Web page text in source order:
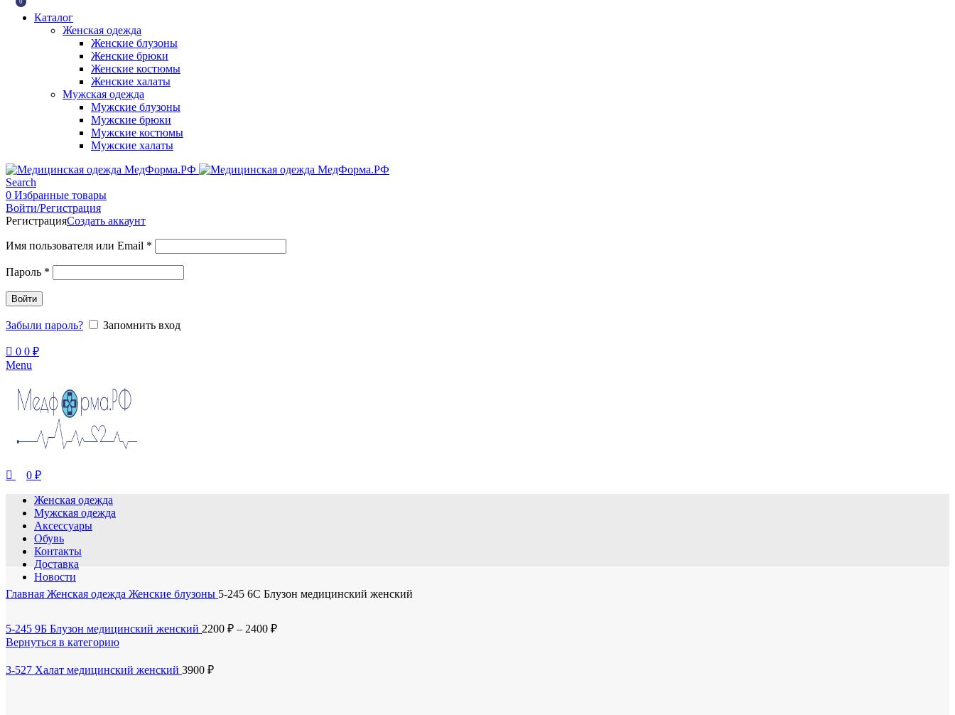
Каталог
Женская одежда
Женские блузоны
Женские брюки
Женские костюмы
Женские халаты
Мужская одежда
Мужские блузоны
Мужские брюки
Мужские костюмы
Мужские халаты
Search
0 Избранные товары
Войти/Регистрация
РегистрацияСоздать аккаунт
Имя пользователя или Email *
Пароль *
Войти
Забыли пароль? Запомнить вход
0 0 ₽
Menu
0
0 ₽
Женская одежда
Мужская одежда
Аксессуары
Обувь
Контакты
Доставка
Новости
Главная Женская одежда Женские блузоны 5-245 6С Блузон медицинский женский
5-245 9Б Блузон медицинский женский 2200 ₽ – 2400 ₽
Вернуться в категорию
3-527 Халат медицинский женский 3900 ₽